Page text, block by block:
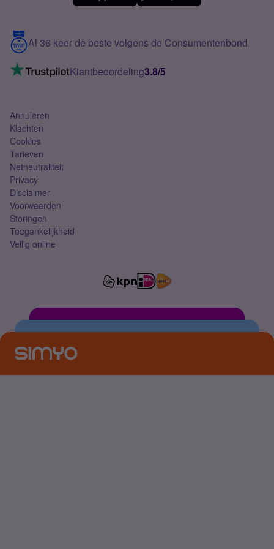
Meerdere nummers
5G internet
Mobiel internet
Mobiel abonnement
Contact
VoLTE 4G bellen
Al 36 keer de beste volgens de Consumentenbond
Klantbeoordeling3.8/5
Annuleren
Klachten
Cookies
Tarieven
Netneutraliteit
Privacy
Disclaimer
Voorwaarden
Storingen
Toegankelijkheid
Veilig online